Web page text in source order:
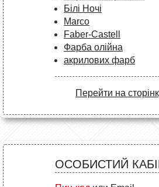
Білі Ночі
Marco
Faber-Castell
Фарба олійна
акрилових фарб
Перейти на
ОСОБИСТИЙ